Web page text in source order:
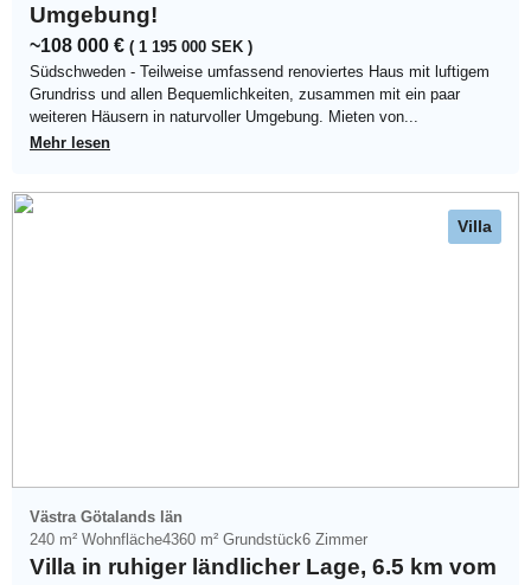
Umgebung!
~108 000 € ( 1 195 000 SEK )
Südschweden - Teilweise umfassend renoviertes Haus mit luftigem
Grundriss und allen Bequemlichkeiten, zusammen mit ein paar
weiteren Häusern in naturvoller Umgebung. Mieten von...
Mehr lesen
Villa
Västra Götalands län
240 m² Wohnfläche4360 m² Grundstück6 Zimmer
Villa in ruhiger ländlicher Lage, 6.5 km vom